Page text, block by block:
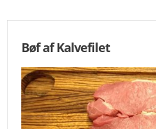
FAQ
FORSIDE
KURV
Bøf af Kalvefilet